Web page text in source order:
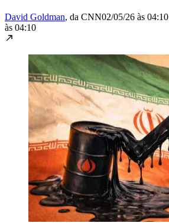
David Goldman, da CNN02/05/26 às 04:10
às 04:10